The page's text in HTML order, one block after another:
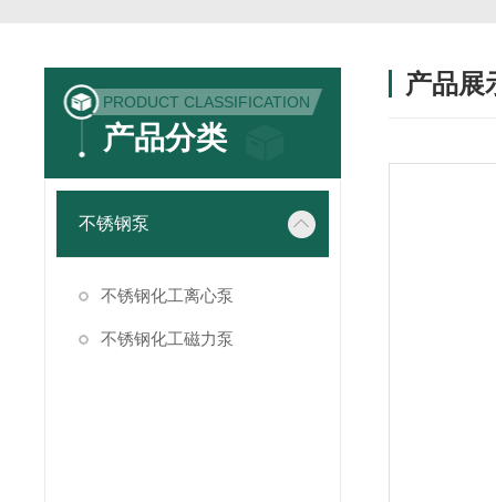
PRODUCT CLASSIFICATION
产品分类
不锈钢泵
不锈钢化工离心泵
不锈钢化工磁力泵
产品展